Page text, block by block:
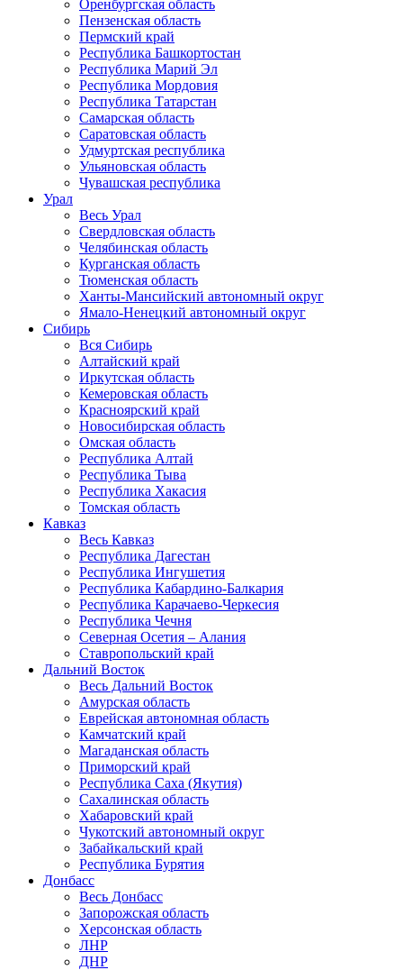
Оренбургская область
Пензенская область
Пермский край
Республика Башкортостан
Республика Марий Эл
Республика Мордовия
Республика Татарстан
Самарская область
Саратовская область
Удмуртская республика
Ульяновская область
Чувашская республика
Урал
Весь Урал
Свердловская область
Челябинская область
Курганская область
Тюменская область
Ханты-Мансийский автономный округ
Ямало-Ненецкий автономный округ
Сибирь
Вся Сибирь
Алтайский край
Иркутская область
Кемеровская область
Красноярский край
Новосибирская область
Омская область
Республика Алтай
Республика Тыва
Республика Хакасия
Томская область
Кавказ
Весь Кавказ
Республика Дагестан
Республика Ингушетия
Республика Кабардино-Балкария
Республика Карачаево-Черкесия
Республика Чечня
Северная Осетия – Алания
Ставропольский край
Дальний Восток
Весь Дальний Восток
Амурская область
Еврейская автономная область
Камчатский край
Магаданская область
Приморский край
Республика Саха (Якутия)
Сахалинская область
Хабаровский край
Чукотский автономный округ
Забайкальский край
Республика Бурятия
Донбасс
Весь Донбасс
Запорожская область
Херсонская область
ЛНР
ДНР